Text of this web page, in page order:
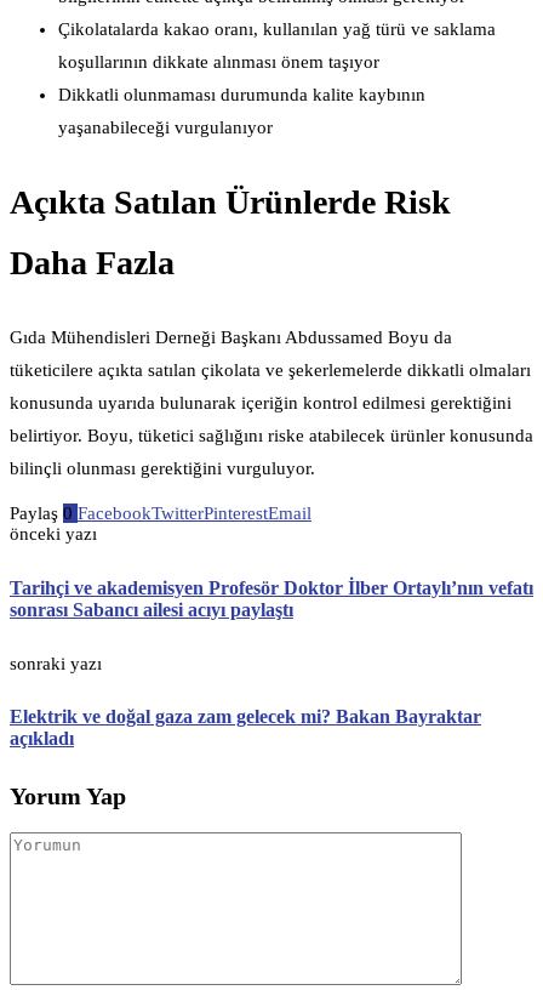
Çikolatalarda kakao oranı, kullanılan yağ türü ve saklama
koşullarının dikkate alınması önem taşıyor
Dikkatli olunmaması durumunda kalite kaybının
yaşanabileceği vurgulanıyor
Açıkta Satılan Ürünlerde Risk
Daha Fazla
Gıda Mühendisleri Derneği Başkanı Abdussamed Boyu da
tüketicilere açıkta satılan çikolata ve şekerlemelerde dikkatli olmaları
konusunda uyarıda bulunarak içeriğin kontrol edilmesi gerektiğini
belirtiyor. Boyu, tüketici sağlığını riske atabilecek ürünler konusunda
bilinçli olunması gerektiğini vurguluyor.
Paylaş 0 FacebookTwitterPinterestEmail
önceki yazı
Tarihçi ve akademisyen Profesör Doktor İlber Ortaylı’nın vefatı
sonrası Sabancı ailesi acıyı paylaştı
sonraki yazı
Elektrik ve doğal gaza zam gelecek mi? Bakan Bayraktar
açıkladı
Yorum Yap